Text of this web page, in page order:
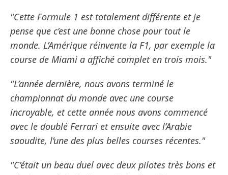
"Cette Formule 1 est totalement différente et je
pense que c’est une bonne chose pour tout le
monde. L’Amérique réinvente la F1, par exemple la
course de Miami a affiché complet en trois mois."
"L’année dernière, nous avons terminé le
championnat du monde avec une course
incroyable, et cette année nous avons commencé
avec le doublé Ferrari et ensuite avec l’Arabie
saoudite, l’une des plus belles courses récentes."
"C’était un beau duel avec deux pilotes très bons et